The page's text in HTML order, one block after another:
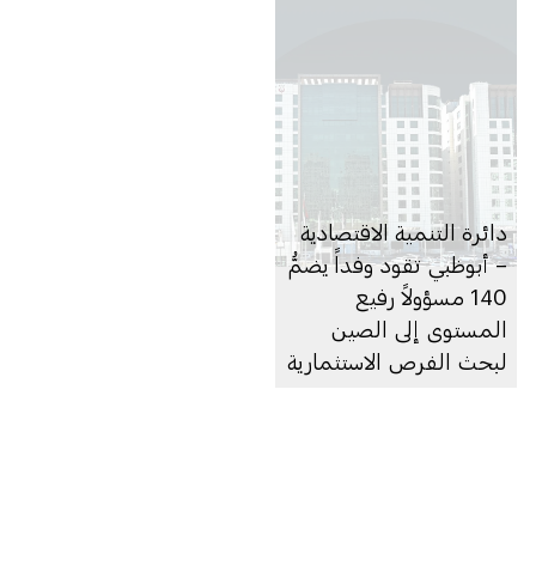
دائرة التنمية الاقتصادية
– أبوظبي تقود وفداً يضمُّ
140 مسؤولاً رفيع
المستوى إلى الصين
لبحث الفرص الاستثمارية